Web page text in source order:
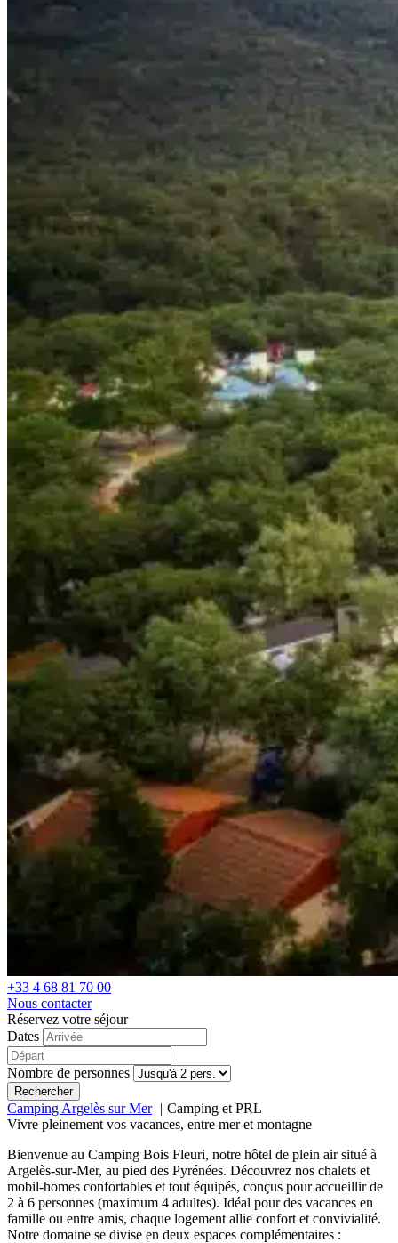
+33 4 68 81 70 00
Nous contacter
Réservez votre séjour
Dates
Nombre de personnes
Rechercher
Camping Argelès sur Mer
Camping et PRL
Vivre pleinement vos vacances, entre mer et montagne
Bienvenue au Camping Bois Fleuri, notre hôtel de plein air situé à
Argelès-sur-Mer, au pied des Pyrénées. Découvrez nos chalets et
mobil-homes confortables et tout équipés, conçus pour accueillir de
2 à 6 personnes (maximum 4 adultes). Idéal pour des vacances en
famille ou entre amis, chaque logement allie confort et convivialité.
Notre domaine se divise en deux espaces complémentaires :